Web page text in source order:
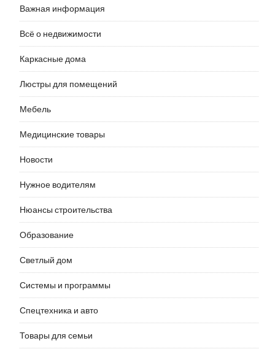
Важная информация
Всё о недвижимости
Каркасные дома
Люстры для помещений
Мебель
Медицинские товары
Новости
Нужное водителям
Нюансы строительства
Образование
Светлый дом
Системы и программы
Спецтехника и авто
Товары для семьи